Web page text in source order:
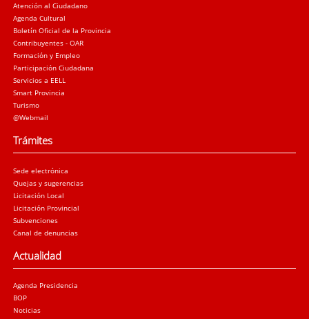
Atención al Ciudadano
Agenda Cultural
Boletín Oficial de la Provincia
Contribuyentes - OAR
Formación y Empleo
Participación Ciudadana
Servicios a EELL
Smart Provincia
Turismo
@Webmail
Trámites
Sede electrónica
Quejas y sugerencias
Licitación Local
Licitación Provincial
Subvenciones
Canal de denuncias
Actualidad
Agenda Presidencia
BOP
Noticias